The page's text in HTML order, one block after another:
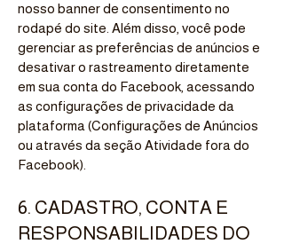
nosso banner de consentimento no
rodapé do site. Além disso, você pode
gerenciar as preferências de anúncios e
desativar o rastreamento diretamente
em sua conta do Facebook, acessando
as configurações de privacidade da
plataforma (Configurações de Anúncios
ou através da seção Atividade fora do
Facebook).
6. CADASTRO, CONTA E
RESPONSABILIDADES DO